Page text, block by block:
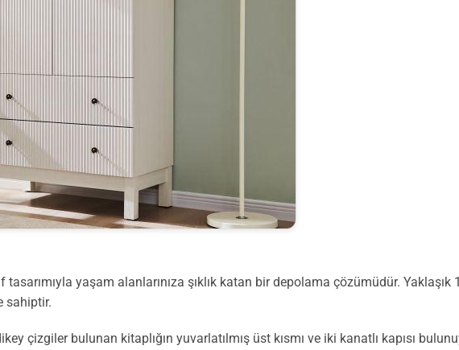
tasarımıyla yaşam alanlarınıza şıklık katan bir depolama çözümüdür.
sahiptir.
çizgiler bulunan kitaplığın yuvarlatılmış üst kısmı ve iki kanatlı kapısı